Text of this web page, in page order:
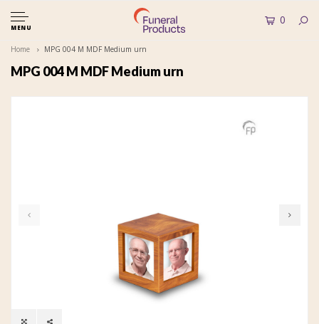
MENU
0
Home MPG 004 M MDF Medium urn
MPG 004 M MDF Medium urn